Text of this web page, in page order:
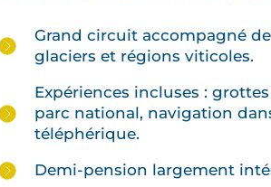
Grand circuit accompagné
glaciers et régions viticoles.
Expériences incluses :
parc national, navigation
téléphérique.
Demi-pension largement